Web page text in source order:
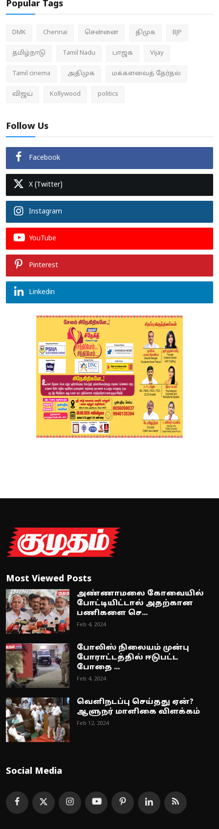
Popular Tags
DMK Chennai சென்னை திமுக BJP
தமிழ்நாடு Tamil Nadu பாஜக Vijay
Tamil cinema அதிமுக மக்களவைத் தேர்தல்
விஜய் Kollywood politics
Follow Us
Facebook
X (Twitter)
Instagram
YouTube
Pinterest
Linkedin
Most Viewed Posts
அண்ணாமலை கோவையில்
போட்டியிட்டால் அதற்கான
பணிகளை செ...
Feb 4, 2024
போலிஸ் நிலையம் முன்பு
போராட்டத்தில் ஈடுபட்ட
போதை ...
Feb 4, 2024
வெளிநடப்பு செய்தது ஏன்?
ஆளுநர் மாளிகை விளக்கம்
Feb 12, 2024
Social Media